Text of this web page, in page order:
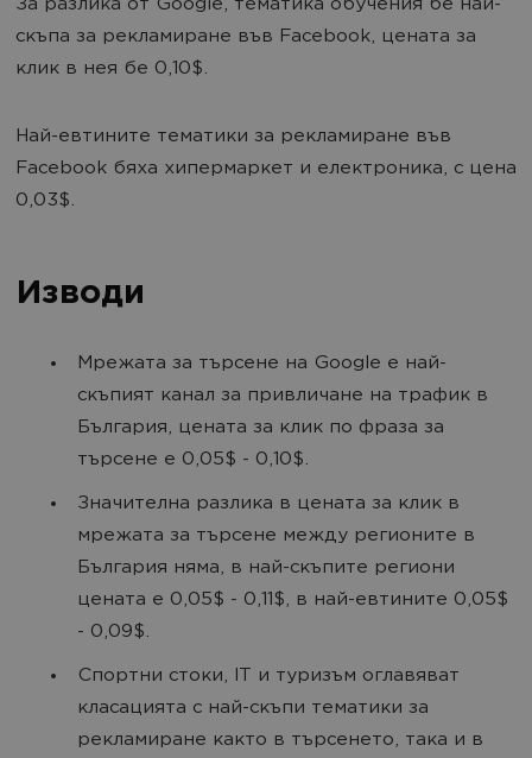
За разлика от Google, тематика обучения бе най-
скъпа за рекламиране във Facebook, цената за
клик в нея бе 0,10$.
Най-евтините тематики за рекламиране във
Facebook бяха хипермаркет и електроника, с цена
0,03$.
Изводи
Мрежата за търсене на Google е най-
скъпият канал за привличане на трафик в
България, цената за клик по фраза за
търсене е 0,05$ - 0,10$.
Значителна разлика в цената за клик в
мрежата за търсене между регионите в
България няма, в най-скъпите региони
цената е 0,05$ - 0,11$, в най-евтините 0,05$
- 0,09$.
Спортни стоки, IT и туризъм оглавяват
класацията с най-скъпи тематики за
рекламиране както в търсенето, така и в